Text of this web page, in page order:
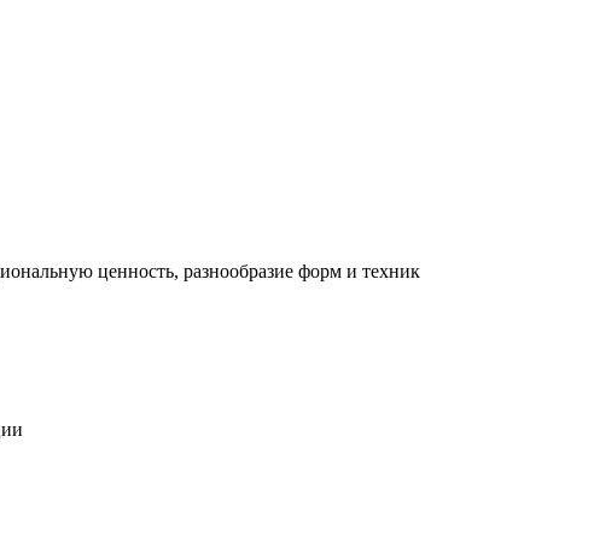
ценность, разнообразие форм и техник